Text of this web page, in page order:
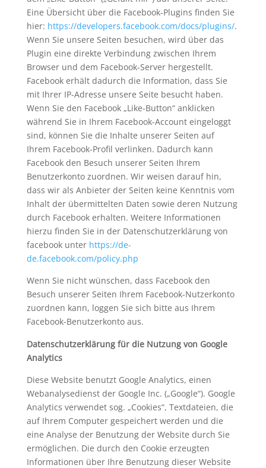
Eine Übersicht über die Facebook-Plugins finden Sie
hier: https://developers.facebook.com/docs/plugins/.
Wenn Sie unsere Seiten besuchen, wird über das
Plugin eine direkte Verbindung zwischen Ihrem
Browser und dem Facebook-Server hergestellt.
Facebook erhält dadurch die Information, dass Sie
mit Ihrer IP-Adresse unsere Seite besucht haben.
Wenn Sie den Facebook „Like-Button“ anklicken
während Sie in Ihrem Facebook-Account eingeloggt
sind, können Sie die Inhalte unserer Seiten auf
Ihrem Facebook-Profil verlinken. Dadurch kann
Facebook den Besuch unserer Seiten Ihrem
Benutzerkonto zuordnen. Wir weisen darauf hin,
dass wir als Anbieter der Seiten keine Kenntnis vom
Inhalt der übermittelten Daten sowie deren Nutzung
durch Facebook erhalten. Weitere Informationen
hierzu finden Sie in der Datenschutzerklärung von
facebook unter https://de-
de.facebook.com/policy.php
Wenn Sie nicht wünschen, dass Facebook den
Besuch unserer Seiten Ihrem Facebook-Nutzerkonto
zuordnen kann, loggen Sie sich bitte aus Ihrem
Facebook-Benutzerkonto aus.
Datenschutzerklärung für die Nutzung von Google
Analytics
Diese Website benutzt Google Analytics, einen
Webanalysedienst der Google Inc. („Google“). Google
Analytics verwendet sog. „Cookies“, Textdateien, die
auf Ihrem Computer gespeichert werden und die
eine Analyse der Benutzung der Website durch Sie
ermöglichen. Die durch den Cookie erzeugten
Informationen über Ihre Benutzung dieser Website